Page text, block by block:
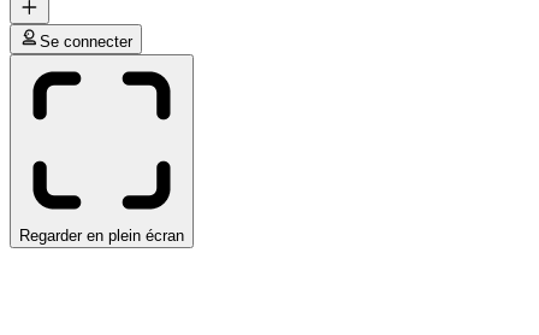
Se connecter
Regarder en plein écran